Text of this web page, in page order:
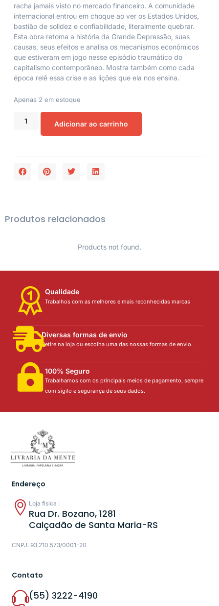
racha jamais visto no mercado financeiro. A comunidade
internacional entrou em choque ao ver os Estados Unidos,
bastião de solidez e confiabilidade, literalmente quebrar.
Esta obra retoma a história da Grande Depressão, suas
causas, seus efeitos e analisa os mecanismos econômicos
que estiveram em jogo nesse episódio traumático do
capitalismo contemporâneo. Mostra também como cada
época relê essa crise e as lições que ela nos ensina.
Apenas 2 em estoque
Adicionar ao carrinho
Produtos relacionados
Products not found.
Qualidade
Trabalhos com as melhores e mais reconhecidas marcas
Diversas formas de envio
Retire na loja ou escolha uma das nossas formas de envio.
100% Seguro
Trabalhamos com os principais meios de pagamento, sempre
com sigilo e segurança de seus dados.
Endereço
Loja física :
Rua Dr. Bozano, 1281
Calçadão de Santa Maria-RS
CNPJ: 93.210.573/0001-20
Contato
(55) 3222-4190